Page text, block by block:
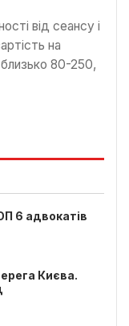
від сеансу і
на
близько 80-250,
6 адвокатів
Києва.